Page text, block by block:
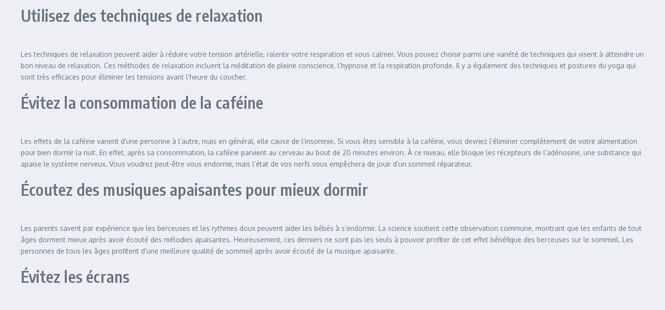
Utilisez des techniques de relaxation
Les techniques de relaxation peuvent aider à réduire votre tension artérielle, ralentir votre respiration et vous calmer. Vous pouvez choisir parmi une variété de techniques qui visent à atteindre un
bon niveau de relaxation. Ces méthodes de relaxation incluent la méditation de pleine conscience, l’hypnose et la respiration profonde. Il y a également des techniques et postures du yoga qui
sont très efficaces pour éliminer les tensions avant l’heure du coucher.
Évitez la consommation de la caféine
Les effets de la caféine varient d’une personne à l’autre, mais en général, elle cause de l’insomnie. Si vous êtes sensible à la caféine, vous devriez l’éliminer complètement de votre alimentation
pour bien dormir la nuit. En effet, après sa consommation, la caféine parvient au cerveau au bout de 20 minutes environ. À ce niveau, elle bloque les récepteurs de l’adénosine, une substance qui
apaise le système nerveux. Vous voudrez peut-être vous endormir, mais l’état de vos nerfs vous empêchera de jouir d’un sommeil réparateur.
Écoutez des musiques apaisantes pour mieux dormir
Les parents savent par expérience que les berceuses et les rythmes doux peuvent aider les bébés à s’endormir. La science soutient cette observation commune, montrant que les enfants de tout
âges dorment mieux après avoir écouté des mélodies apaisantes. Heureusement, ces derniers ne sont pas les seuls à pouvoir profiter de cet effet bénéfique des berceuses sur le sommeil. Les
personnes de tous les âges profitent d’une meilleure qualité de sommeil après avoir écouté de la musique apaisante.
Évitez les écrans